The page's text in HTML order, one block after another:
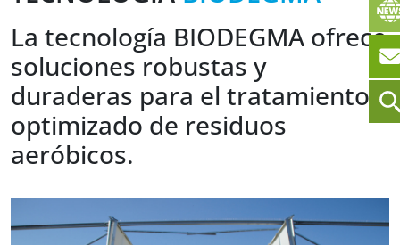
La tecnología BIODEGMA ofrece
soluciones robustas y
duraderas para el tratamiento
optimizado de residuos
aeróbicos.